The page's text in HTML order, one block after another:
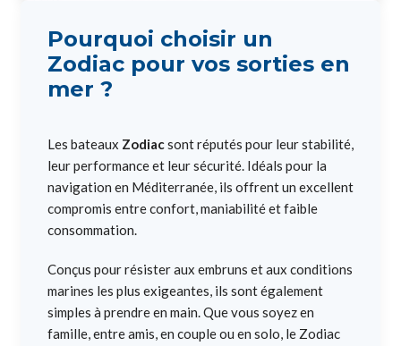
Pourquoi choisir un
Zodiac pour vos sorties en
mer ?
Les bateaux Zodiacsont réputés pour leur stabilité,
leur performance et leur sécurité. Idéals pour la
navigation en Méditerranée, ils offrent un excellent
compromis entre confort, maniabilité et faible
consommation.
Conçus pour résister aux embruns et aux conditions
marines les plus exigeantes, ils sont également
simples à prendre en main. Que vous soyez en
famille, entre amis, en couple ou en solo, le Zodiac